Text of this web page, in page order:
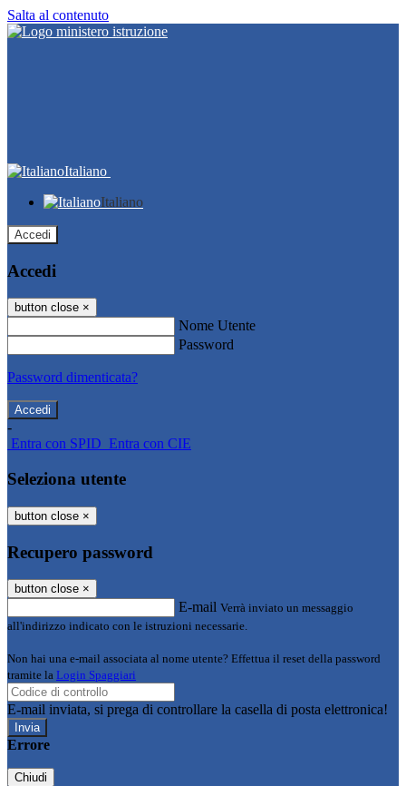
Salta al contenuto
Italiano
Italiano
Accedi
Accedi
button close ×
Nome Utente
Password
Password dimenticata?
-
Entra con SPID Entra con CIE
Seleziona utente
button close ×
Recupero password
button close ×
E-mail Verrà inviato un messaggio
all'indirizzo indicato con le istruzioni necessarie.
Non hai una e-mail associata al nome utente? Effettua il reset della password
tramite la Login Spaggiari
E-mail inviata, si prega di controllare la casella di posta elettronica!
Errore
Chiudi